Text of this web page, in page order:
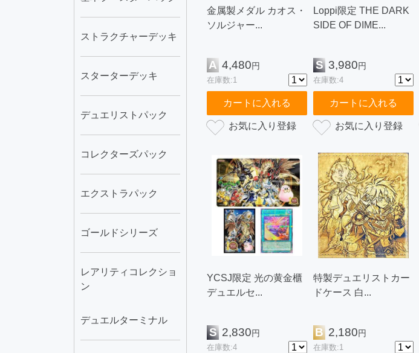
ストラクチャーデッキ
スターターデッキ
デュエリストパック
コレクターズパック
エクストラパック
ゴールドシリーズ
レアリティコレクショ
ン
デュエルターミナル
金属製メダル カオス・
ソルジャー...
A 4,480円
在庫数:1
カートに入れる
Loppi限定 THE DARK
SIDE OF DIME...
S 3,980円
在庫数:4
カートに入れる
YCSJ限定 光の黄金櫃
デュエルセ...
S 2,830円
在庫数:4
特製デュエリストカー
ドケース 白...
B 2,180円
在庫数:1